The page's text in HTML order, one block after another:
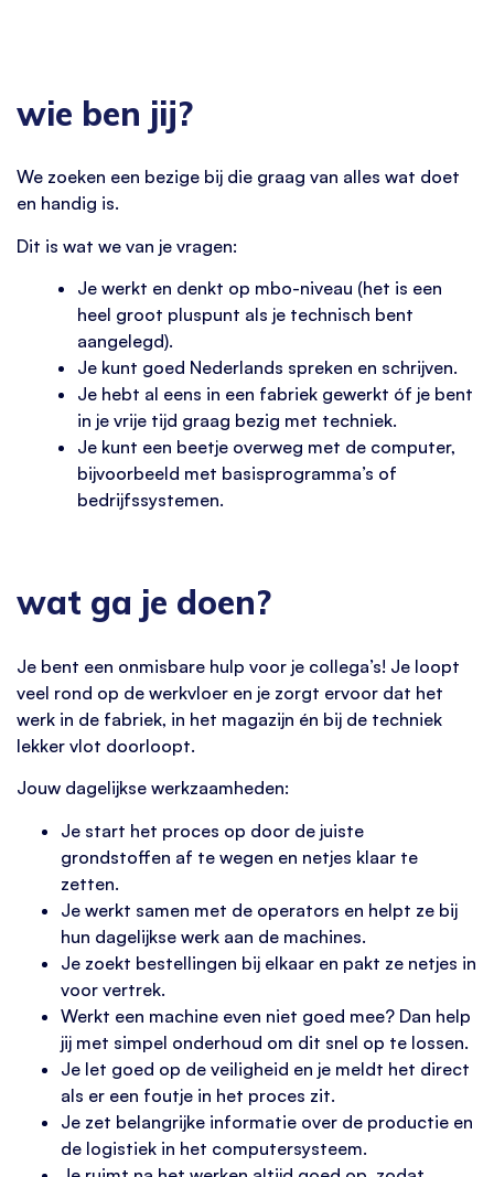
wie ben jij?
We zoeken een bezige bij die graag van alles wat doet
en handig is.
Dit is wat we van je vragen:
Je werkt en denkt op mbo-niveau (het is een
heel groot pluspunt als je technisch bent
aangelegd).
Je kunt goed Nederlands spreken en schrijven.
Je hebt al eens in een fabriek gewerkt óf je bent
in je vrije tijd graag bezig met techniek.
Je kunt een beetje overweg met de computer,
bijvoorbeeld met basisprogramma’s of
bedrijfssystemen.
wat ga je doen?
Je bent een onmisbare hulp voor je collega’s! Je loopt
veel rond op de werkvloer en je zorgt ervoor dat het
werk in de fabriek, in het magazijn én bij de techniek
lekker vlot doorloopt.
Jouw dagelijkse werkzaamheden:
Je start het proces op door de juiste
grondstoffen af te wegen en netjes klaar te
zetten.
Je werkt samen met de operators en helpt ze bij
hun dagelijkse werk aan de machines.
Je zoekt bestellingen bij elkaar en pakt ze netjes in
voor vertrek.
Werkt een machine even niet goed mee? Dan help
jij met simpel onderhoud om dit snel op te lossen.
Je let goed op de veiligheid en je meldt het direct
als er een foutje in het proces zit.
Je zet belangrijke informatie over de productie en
de logistiek in het computersysteem.